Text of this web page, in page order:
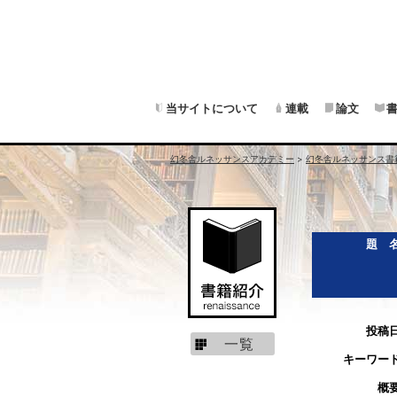
当サイトについて 連載 論文
幻冬舎ルネッサンスアカデミー > 幻冬舎ルネッサンス書
一覧
題
投稿
キーワー
概